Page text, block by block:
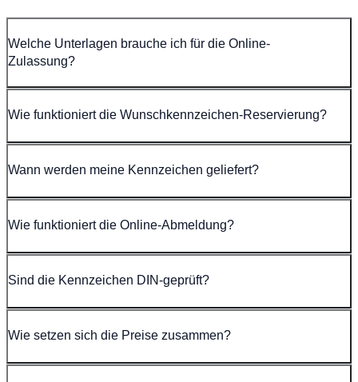
Welche Unterlagen brauche ich für die Online-
Zulassung?
Wie funktioniert die Wunschkennzeichen-Reservierung?
Wann werden meine Kennzeichen geliefert?
Wie funktioniert die Online-Abmeldung?
Sind die Kennzeichen DIN-geprüft?
Wie setzen sich die Preise zusammen?